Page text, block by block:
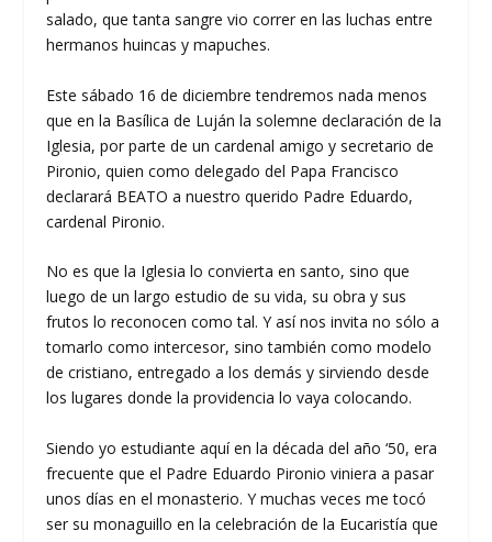
salado, que tanta sangre vio correr en las luchas entre
hermanos huincas y mapuches.
Este sábado 16 de diciembre tendremos nada menos
que en la Basílica de Luján la solemne declaración de la
Iglesia, por parte de un cardenal amigo y secretario de
Pironio, quien como delegado del Papa Francisco
declarará BEATO a nuestro querido Padre Eduardo,
cardenal Pironio.
No es que la Iglesia lo convierta en santo, sino que
luego de un largo estudio de su vida, su obra y sus
frutos lo reconocen como tal. Y así nos invita no sólo a
tomarlo como intercesor, sino también como modelo
de cristiano, entregado a los demás y sirviendo desde
los lugares donde la providencia lo vaya colocando.
Siendo yo estudiante aquí en la década del año ‘50, era
frecuente que el Padre Eduardo Pironio viniera a pasar
unos días en el monasterio. Y muchas veces me tocó
ser su monaguillo en la celebración de la Eucaristía que